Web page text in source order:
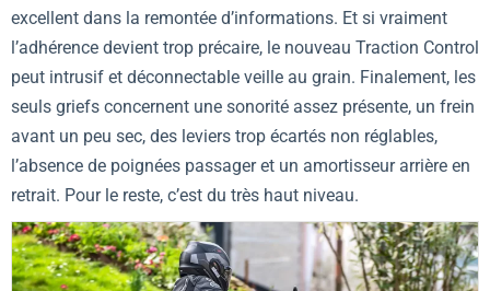
excellent dans la remontée d’informations. Et si vraiment
l’adhérence devient trop précaire, le nouveau Traction Control
peut intrusif et déconnectable veille au grain. Finalement, les
seuls griefs concernent une sonorité assez présente, un frein
avant un peu sec, des leviers trop écartés non réglables,
l’absence de poignées passager et un amortisseur arrière en
retrait. Pour le reste, c’est du très haut niveau.